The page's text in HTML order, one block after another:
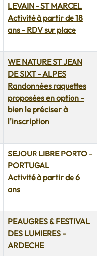
LEVAIN - ST MARCEL
Activité à partir de 18
ans - RDV sur place
WE NATURE ST JEAN
DE SIXT - ALPES
Randonnées raquettes
proposées en option -
bien le préciser à
l'inscription
SEJOUR LIBRE PORTO -
PORTUGAL
Activité à partir de 6
ans
PEAUGRES & FESTIVAL
DES LUMIERES -
ARDECHE